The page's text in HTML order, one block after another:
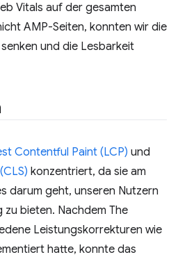
Vitals auf der gesamten
AMP-Seiten, konnten wir die
und die Lesbarkeit
Contentful Paint (LCP) und
konzentriert, da sie am
darum geht, unseren Nutzern
bieten. Nachdem The
Leistungskorrekturen wie
hatte, konnte das